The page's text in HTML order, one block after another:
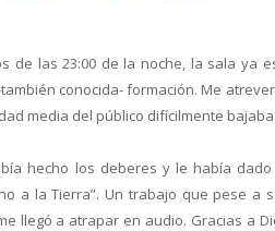
de las 23:00 de la noche, la sala ya
conocida- formación. Me
media del público difícilmente
hecho los deberes y le había
a la Tierra”. Un trabajo que pese a
llegó a atrapar en audio. Gracias a